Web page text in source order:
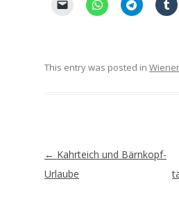
This entry was posted in
Artikel-
Navigation
← Kahrteich und Bärnkopf-
Urlaube